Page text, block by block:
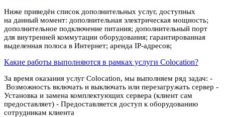
Ниже приведён список дополнительных услуг, доступных
на данный момент: дополнительная электрическая мощность;
дополнительное подключение питания; дополнительный порт
для внутренней коммутации оборудования; гарантированная
выделенная полоса в Интернет; аренда IP-адресов;
Какие работы выполняются в рамках услуги Colocation?
За время оказания услуг Colocation, мы выполняем ряд задач: -
Возможность включать и выключать или перезагружать сервер -
Установка и замена комплектующих сервера (клиент сам
предоставляет) - Предоставляется доступ к оборудованию
сотрудникам клиента